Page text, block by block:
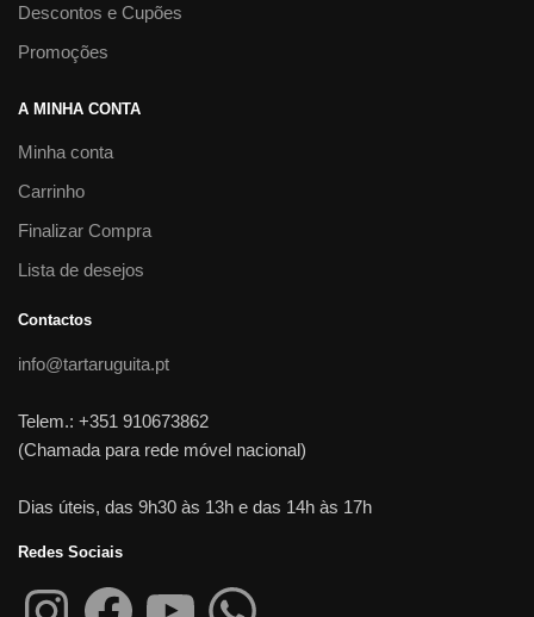
Descontos e Cupões
Promoções
A MINHA CONTA
Minha conta
Carrinho
Finalizar Compra
Lista de desejos
Contactos
info@tartaruguita.pt
Telem.: +351 910673862
(Chamada para rede móvel nacional)
Dias úteis, das 9h30 às 13h e das 14h às 17h
Redes Sociais